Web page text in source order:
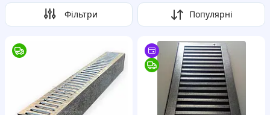
Фільтри Популярні